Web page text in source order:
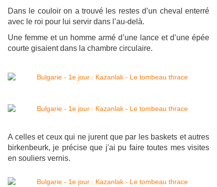
Dans le couloir on a trouvé les restes d’un cheval enterré
avec le roi pour lui servir dans l’au-delà.
Une femme et un homme armé d’une lance et d’une épée
courte gisaient dans la chambre circulaire.
A celles et ceux qui ne jurent que par les baskets et autres
birkenbeurk, je précise que j'ai pu faire toutes mes visites
en souliers vernis.